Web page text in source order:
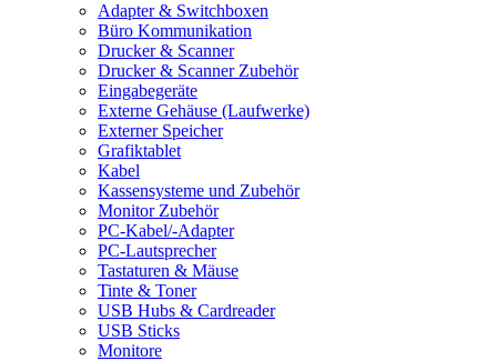
Adapter & Switchboxen
Büro Kommunikation
Drucker & Scanner
Drucker & Scanner Zubehör
Eingabegeräte
Externe Gehäuse (Laufwerke)
Externer Speicher
Grafiktablet
Kabel
Kassensysteme und Zubehör
Monitor Zubehör
PC-Kabel/-Adapter
PC-Lautsprecher
Tastaturen & Mäuse
Tinte & Toner
USB Hubs & Cardreader
USB Sticks
Monitore